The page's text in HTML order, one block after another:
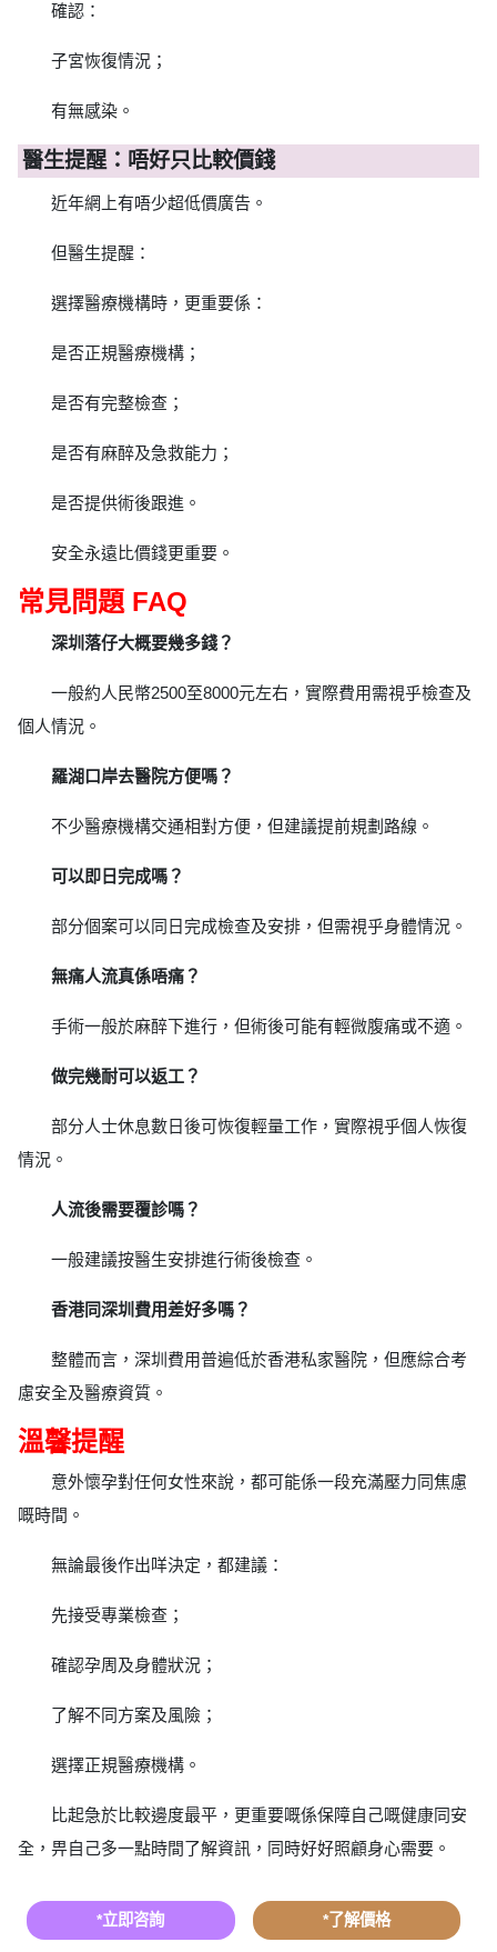
確認：
子宮恢復情況；
有無感染。
醫生提醒：唔好只比較價錢
近年網上有唔少超低價廣告。
但醫生提醒：
選擇醫療機構時，更重要係：
是否正規醫療機構；
是否有完整檢查；
是否有麻醉及急救能力；
是否提供術後跟進。
安全永遠比價錢更重要。
常見問題 FAQ
深圳落仔大概要幾多錢？
一般約人民幣2500至8000元左右，實際費用需視乎檢查及
個人情況。
羅湖口岸去醫院方便嗎？
不少醫療機構交通相對方便，但建議提前規劃路線。
可以即日完成嗎？
部分個案可以同日完成檢查及安排，但需視乎身體情況。
無痛人流真係唔痛？
手術一般於麻醉下進行，但術後可能有輕微腹痛或不適。
做完幾耐可以返工？
部分人士休息數日後可恢復輕量工作，實際視乎個人恢復
情況。
人流後需要覆診嗎？
一般建議按醫生安排進行術後檢查。
香港同深圳費用差好多嗎？
整體而言，深圳費用普遍低於香港私家醫院，但應綜合考
慮安全及醫療資質。
溫馨提醒
意外懷孕對任何女性來說，都可能係一段充滿壓力同焦慮
嘅時間。
無論最後作出咩決定，都建議：
先接受專業檢查；
確認孕周及身體狀況；
了解不同方案及風險；
選擇正規醫療機構。
比起急於比較邊度最平，更重要嘅係保障自己嘅健康同安
全，畀自己多一點時間了解資訊，同時好好照顧身心需要。
*立即咨詢 *了解價格